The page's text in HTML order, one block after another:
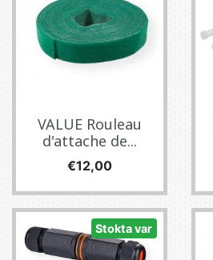
VALUE Rouleau
d'attache de...
Fiyat
€12,00
Stokta var